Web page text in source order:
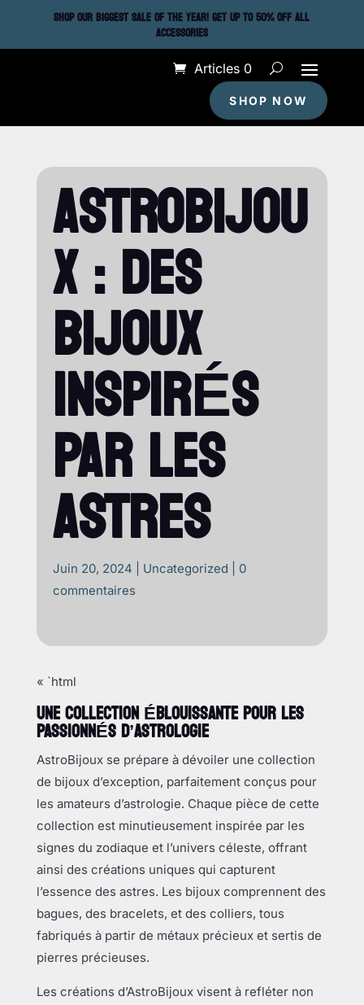
SHOP OUR BIGGEST SALE OF THE YEAR! GET UP TO 50% OFF ALL
ACCESSORIES
Articles 0
SHOP NOW
ASTROBIJOU
X : DES
BIJOUX
INSPIRÉS
PAR LES
ASTRES
Juin 20, 2024 Uncategorized
0
commentaires
« `html
UNE COLLECTION ÉBLOUISSANTE POUR LES
PASSIONNÉS D’ASTROLOGIE
AstroBijoux se prépare à dévoiler une collection
de bijoux d’exception, parfaitement conçus pour
les amateurs d’astrologie. Chaque pièce de cette
collection est minutieusement inspirée par les
signes du zodiaque et l’univers céleste, offrant
ainsi des créations uniques qui capturent
l’essence des astres. Les bijoux comprennent des
bagues, des bracelets, et des colliers, tous
fabriqués à partir de métaux précieux et sertis de
pierres précieuses.
Les créations d’AstroBijoux visent à refléter non